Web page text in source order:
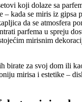
koji dolaze sa
– kada se miris iz gipsa
da se atmosfera
parfema u spreju
mirisnim
birate za svoj dom ili
mirisa i estetike –